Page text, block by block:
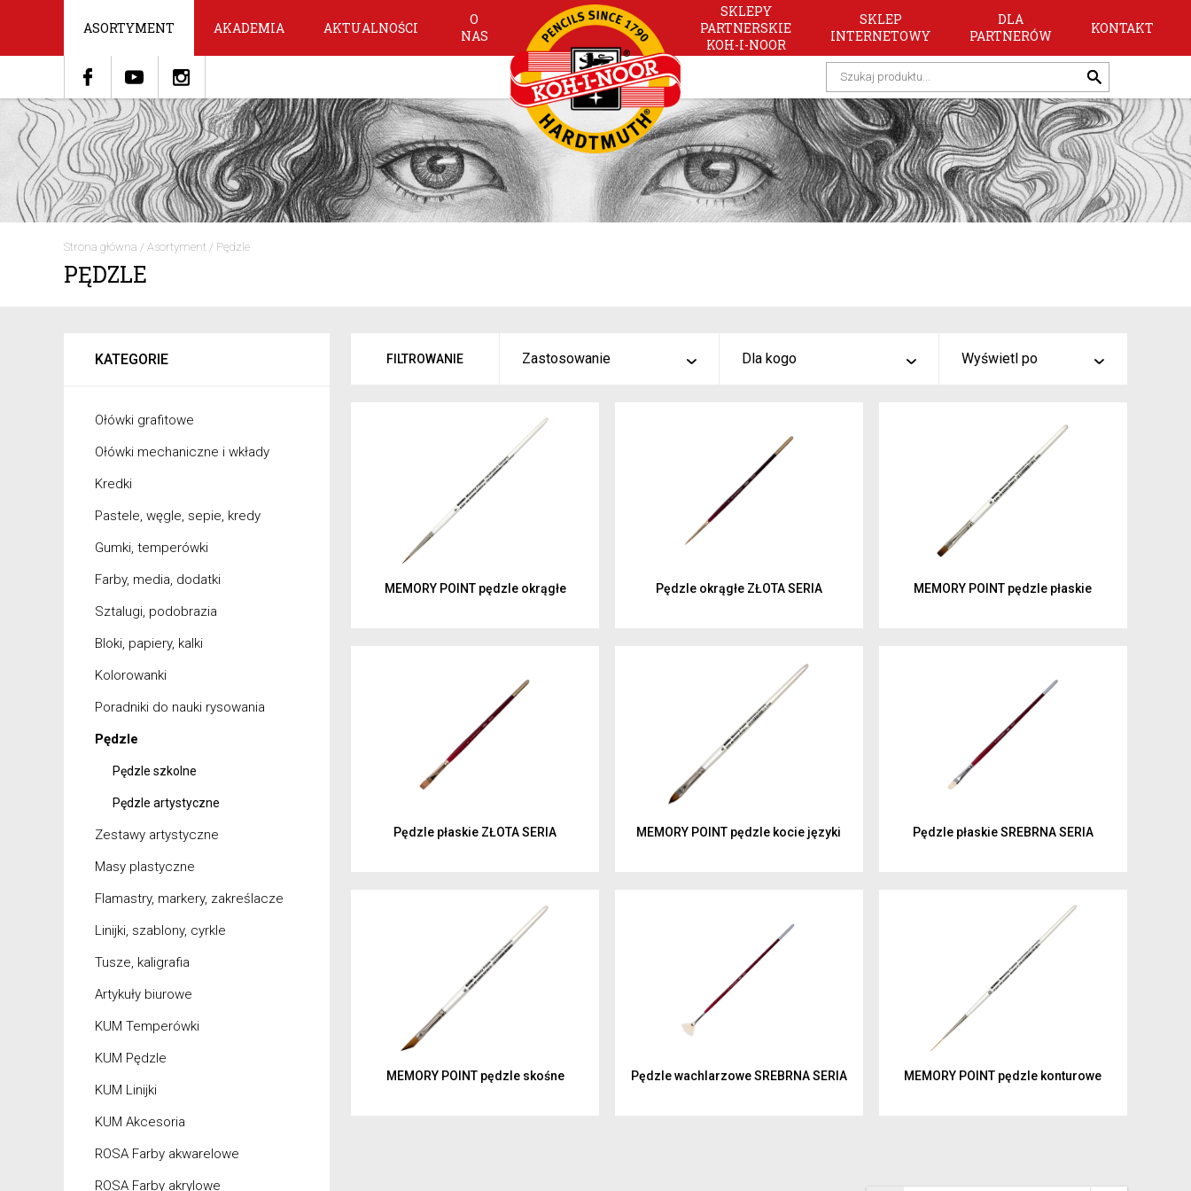
ASORTYMENT AKADEMIA AKTUALNOŚCI
O
NAS
SKLEPY
PARTNERSKIE
KOH-I-NOOR
SKLEP
INTERNETOWY
DLA
PARTNERÓW
KONTAKT
Strona główna / Asortyment / Pędzle
PĘDZLE
FILTROWANIE Zastosowanie
rysowanie
Dla kogo
Junior
Inspiracje dla rodziców i
Wyświetl po
MEMORY POINT pędzle okrągłe Pędzle okrągłe ZŁOTA SERIA MEMORY POINT pędzle płaskie
Pędzle płaskie ZŁOTA SERIA MEMORY POINT pędzle kocie języki Pędzle płaskie SREBRNA SERIA
MEMORY POINT pędzle skośne Pędzle wachlarzowe SREBRNA SERIA MEMORY POINT pędzle konturowe
KATEGORIE
Ołówki grafitowe
Ołówki mechaniczne i wkłady
Kredki
Pastele, węgle, sepie, kredy
Gumki, temperówki
Farby, media, dodatki
Sztalugi, podobrazia
Bloki, papiery, kalki
Kolorowanki
Poradniki do nauki rysowania
Pędzle
Pędzle szkolne
Pędzle artystyczne
Zestawy artystyczne
Masy plastyczne
Flamastry, markery, zakreślacze
Linijki, szablony, cyrkle
Tusze, kaligrafia
Artykuły biurowe
KUM Temperówki
KUM Pędzle
KUM Linijki
KUM Akcesoria
ROSA Farby akwarelowe
ROSA Farby akrylowe